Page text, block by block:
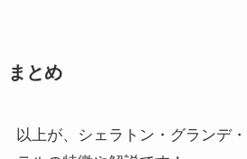
まとめ
以上が、シェラトン・グランデ